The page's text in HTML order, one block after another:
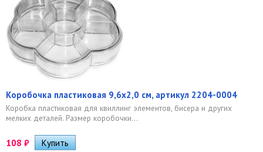
Коробочка пластиковая 9,6х2,0 см, артикул 2204-0004
​Коробка пластиковая для квиллинг элементов, бисера и других
мелких деталей. Размер коробочки...
108 ₽